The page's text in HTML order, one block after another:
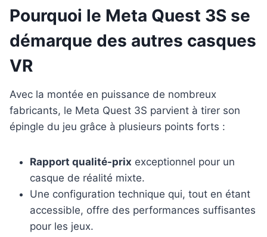
Pourquoi le Meta Quest 3S se
démarque des autres casques
VR
Avec la montée en puissance de nombreux
fabricants, le Meta Quest 3S parvient à tirer son
épingle du jeu grâce à plusieurs points forts :
Rapport qualité-prix exceptionnel pour un
casque de réalité mixte.
Une configuration technique qui, tout en étant
accessible, offre des performances suffisantes
pour les jeux.